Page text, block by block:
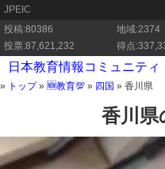
JPEIC
投稿:80386
地域:2374
投票:87,621,232
得点
日本教育情報コミュニティ
» トップ» 🆕教育💯 » 四国 » 香川県
香川県